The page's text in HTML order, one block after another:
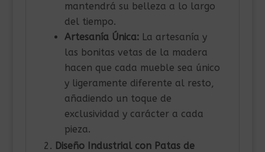
mantendrá su belleza a lo largo
del tiempo.
Artesanía Única:La artesanía y
las bonitas vetas de la madera
hacen que cada mueble sea único
y ligeramente diferente al resto,
añadiendo un toque de
exclusividad y carácter a cada
pieza.
Diseño Industrial con Patas de